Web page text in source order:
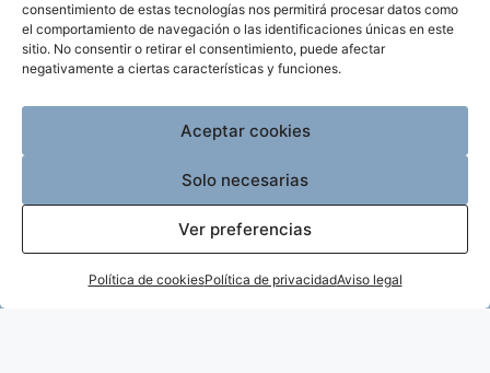
consentimiento de estas tecnologías nos permitirá procesar datos como
el comportamiento de navegación o las identificaciones únicas en este
sitio. No consentir o retirar el consentimiento, puede afectar
negativamente a ciertas características y funciones.
Aceptar cookies
Solo necesarias
Ver preferencias
Política de cookiesPolítica de privacidadAviso legal
6 comentarios
Sígueme en Redes: